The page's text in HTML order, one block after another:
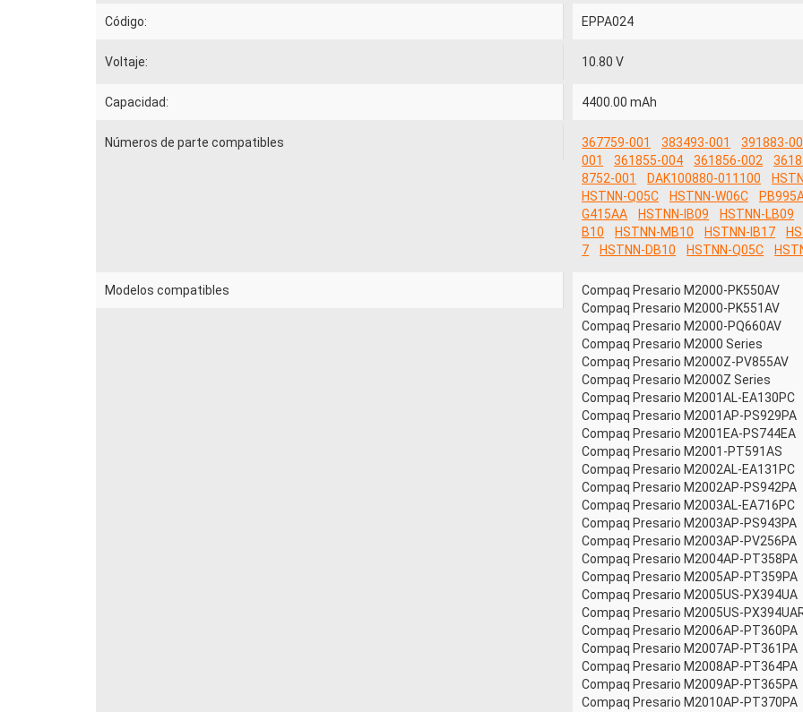
Código: EPPA024
Voltaje: 10.80 V
Capacidad: 4400.00 mAh
Números de parte compatibles 367759-001 383493-001
391883-
001
361855-004 361856-002
8752-001
DAK100880-011100
HSTNN-Q05C
HSTNN-W06C
G415AA
HSTNN-IB09
HSTNN-LB09
B10
HSTNN-MB10 HSTNN-IB17
7
HSTNN-DB10 HSTNN-Q05C
Modelos compatibles
Compaq Presario M2000-PK550AV
Compaq Presario M2000-PK551AV
Compaq Presario M2000-PQ660AV
Compaq Presario M2000 Series
Compaq Presario M2000Z-PV855AV
Compaq Presario M2000Z Series
Compaq Presario M2001AL-EA130PC
Compaq Presario M2001AP-PS929PA
Compaq Presario M2001EA-PS744EA
Compaq Presario M2001-PT591AS
Compaq Presario M2002AL-EA131PC
Compaq Presario M2002AP-PS942PA
Compaq Presario M2003AL-EA716PC
Compaq Presario M2003AP-PS943PA
Compaq Presario M2003AP-PV256PA
Compaq Presario M2004AP-PT358PA
Compaq Presario M2005AP-PT359PA
Compaq Presario M2005US-PX394UA
Compaq Presario M2005US-
Compaq Presario M2006AP-PT360PA
Compaq Presario M2007AP-PT361PA
Compaq Presario M2008AP-PT364PA
Compaq Presario M2009AP-PT365PA
Compaq Presario M2010AP-PT370PA